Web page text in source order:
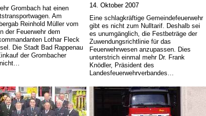
Grombach hat einen
Am
Reinhold Müller vom
der Feuerwehr dem
Lothar Fleck
Die Stadt Bad Rappenau
der Grombacher
14. Oktober 2007
Eine schlagkräftige Gemeindefeuerwehr
gibt es nicht zum Nulltarif. Deshalb sei
es unumgänglich, die Festbeträge der
Zuwendungsrichtlinie für das
Feuerwehrwesen anzupassen. Dies
unterstrich einmal mehr Dr. Frank
Knödler, Präsident des
Landesfeuerwehrverbandes…